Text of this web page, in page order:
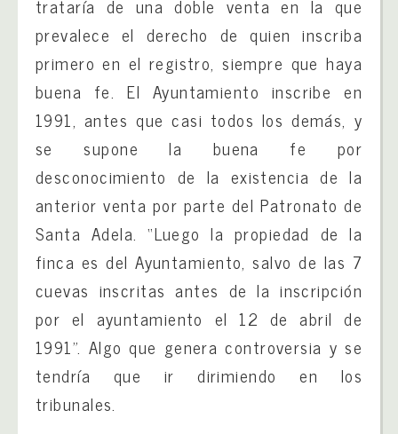
trataría de una doble venta en la que
prevalece el derecho de quien inscriba
primero en el registro, siempre que haya
buena fe. El Ayuntamiento inscribe en
1991, antes que casi todos los demás, y
se supone la buena fe por
desconocimiento de la existencia de la
anterior venta por parte del Patronato de
Santa Adela. “Luego la propiedad de la
finca es del Ayuntamiento, salvo de las 7
cuevas inscritas antes de la inscripción
por el ayuntamiento el 12 de abril de
1991”. Algo que genera controversia y se
tendría que ir dirimiendo en los
tribunales.